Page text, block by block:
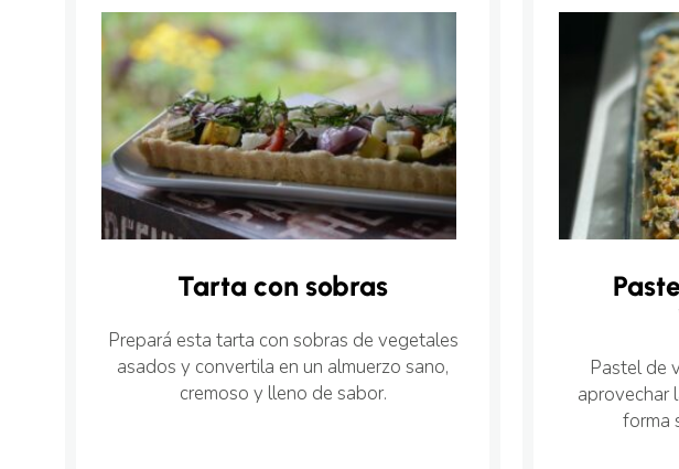
Tarta con sobras
Prepará esta tarta con sobras de vegetales
asados y convertila en un almuerzo sano,
cremoso y lleno de sabor.
Pastel de
aprovechar
forma